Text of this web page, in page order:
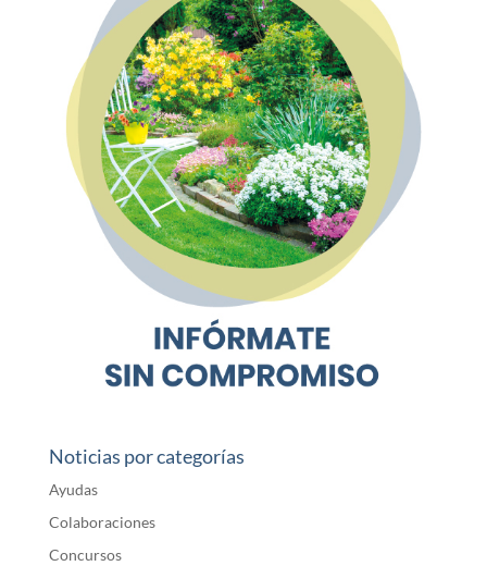
Noticias por categorías
Ayudas
Colaboraciones
Concursos